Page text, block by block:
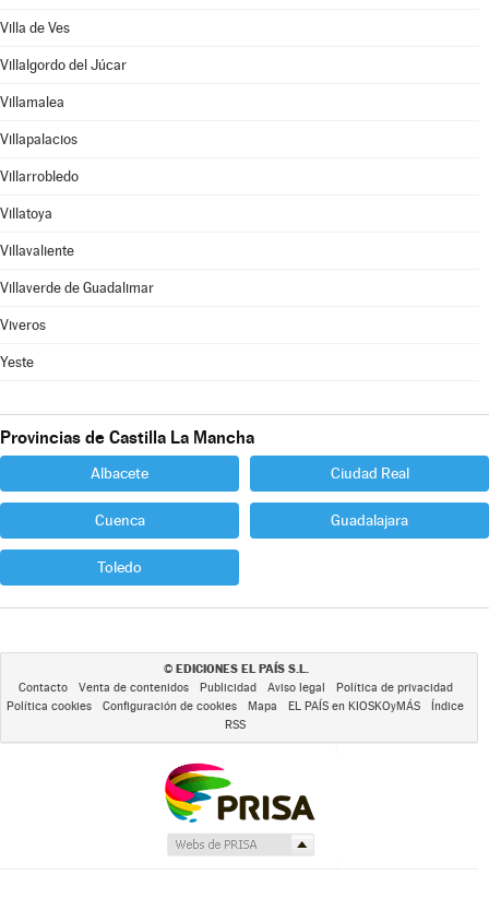
Villa de Ves
Villalgordo del Júcar
Villamalea
Villapalacios
Villarrobledo
Villatoya
Villavaliente
Villaverde de Guadalimar
Viveros
Yeste
Provincias de Castilla La Mancha
Albacete Ciudad Real
Cuenca Guadalajara
Toledo
© EDICIONES EL PAÍS S.L.
Contacto Venta de contenidos Publicidad Aviso legal
Política de privacidad
Política cookies
Configuración de cookies Mapa EL PAÍS en KIOSKOyMÁS
Índice
RSS